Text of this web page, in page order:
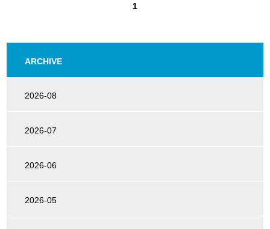
1
ARCHIVE
2026-08
2026-07
2026-06
2026-05